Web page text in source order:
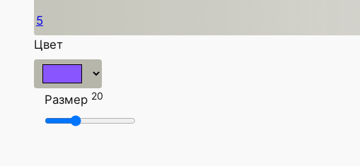
5
Цвет
Размер 20